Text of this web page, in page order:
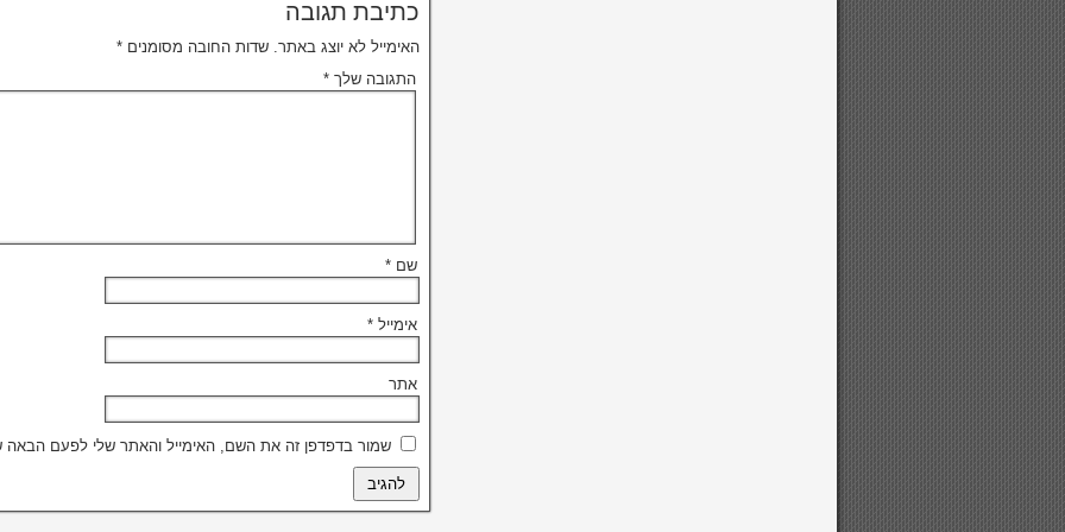
כתיבת תגובה
האימייל לא יוצג באתר. שדות החובה מסומנים*
התגובה שלך*
שם*
אימייל*
אתר
שמור בדפדפן זה את השם, האימייל והאתר שלי לפעם הבאה